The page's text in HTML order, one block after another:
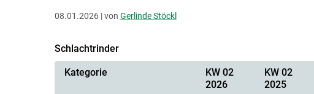
08.01.2026 | von Gerlinde Stöckl
Schlachtrinder
Kategorie
KW 02
2026
KW 02
2025